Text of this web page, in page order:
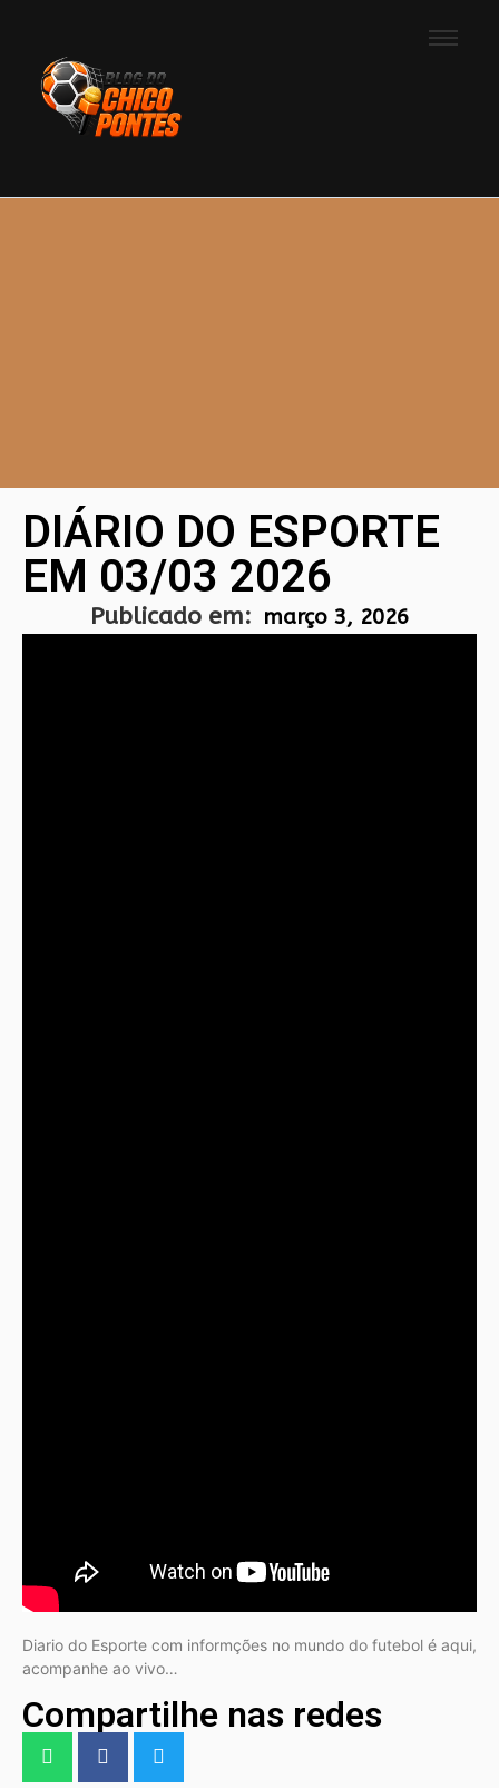
DIÁRIO DO ESPORTE
EM 03/03 2026
Publicado em: março 3, 2026
Diario do Esporte com informções no mundo do futebol é aqui,
acompanhe ao vivo…
Compartilhe nas redes